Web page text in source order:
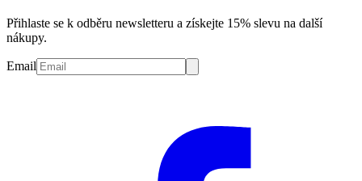
Přihlaste se k odběru newsletteru a získejte 15% slevu na další
nákupy.
Email